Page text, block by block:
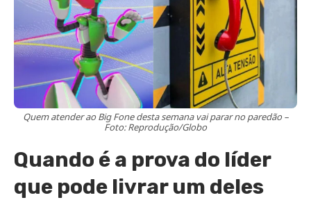
Quem atender ao Big Fone desta semana vai parar no paredão –
Foto: Reprodução/Globo
Quando é a prova do líder
que pode livrar um deles